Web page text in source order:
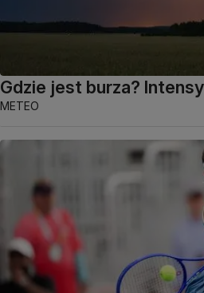
Gdzie jest burza?
METEO